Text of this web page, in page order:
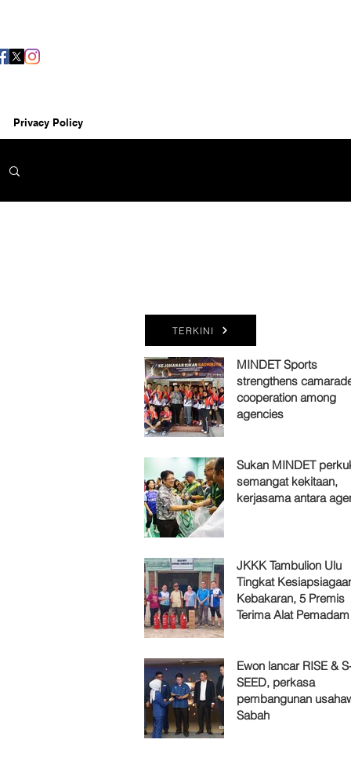
TERKINI
MINDET Sports
strengthens
cooperation among
agencies
Sukan MINDET
semangat kekitaan,
kerjasama antara
JKKK Tambulion Ulu
Tingkat
Kebakaran, 5 Premis
Terima Alat
Ewon lancar RISE &
SEED, perkasa
pembangunan
Sabah
Privacy Policy